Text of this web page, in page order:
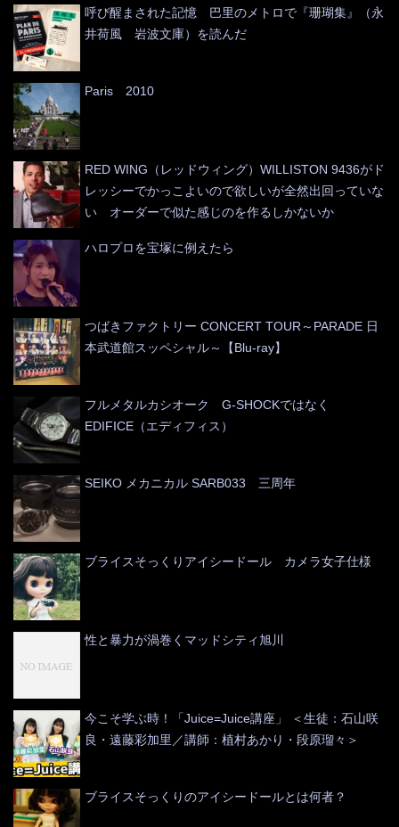
呼び醒まされた記憶 巴里のメトロで『珊瑚集』（永
井荷風 岩波文庫）を読んだ
Paris 2010
RED WING（レッドウィング）WILLISTON 9436がド
レッシーでかっこよいので欲しいが全然出回っていな
い オーダーで似た感じのを作るしかないか
ハロプロを宝塚に例えたら
つばきファクトリー CONCERT TOUR～PARADE 日
本武道館スッペシャル～【Blu-ray】
フルメタルカシオーク G-SHOCKではなく
EDIFICE（エディフィス）
SEIKO メカニカル SARB033 三周年
ブライスそっくりアイシードール カメラ女子仕様
性と暴力が渦巻くマッドシティ旭川
今こそ学ぶ時！「Juice=Juice講座」 ＜生徒：石山咲
良・遠藤彩加里／講師：植村あかり・段原瑠々＞
ブライスそっくりのアイシードールとは何者？